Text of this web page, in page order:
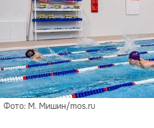
Фото: М. Мишин/mos.ru